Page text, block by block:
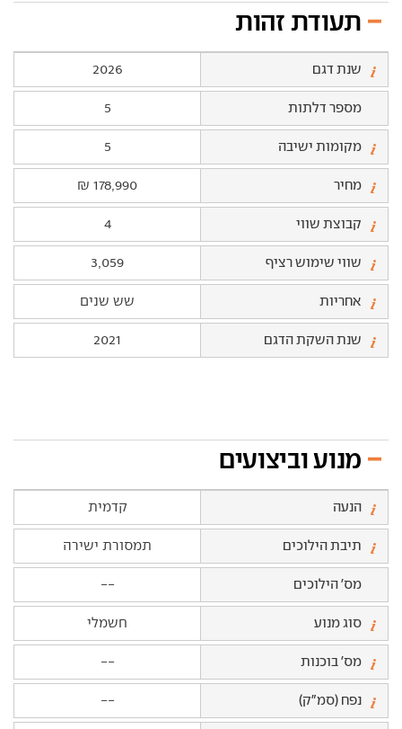
תעודת זהות
שנת דגם 2026
מספר דלתות 5
מקומות ישיבה 5
מחיר 178,990 ₪
קבוצת שווי 4
שווי שימוש רציף 3,059
אחריות שש שנים
שנת השקת הדגם 2021
מנוע וביצועים
הנעה קדמית
תיבת הילוכים תמסורת ישירה
מס' הילוכים --
סוג מנוע חשמלי
מס' בוכנות --
נפח (סמ"ק) --